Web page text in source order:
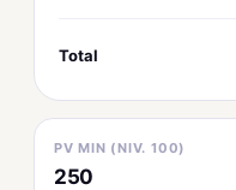
Total
PV MIN (NIV. 100)
250